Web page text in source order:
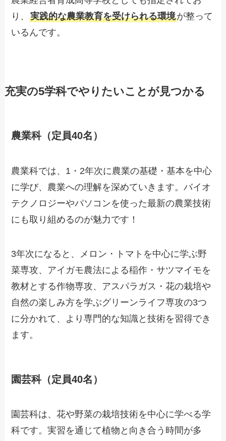
り、実践的な農業教育を受けられる環境が整って
いるんです。
充実の5学科でやりたいことが見つかる
農業科（定員40名）
農業科では、1・2年次に農業の基礎・基本を中心
に学び、農業への理解を深めていきます。バイオ
テクノロジーやパソコンを使った最新の農業技術
にも取り組めるのが魅力です！
3年次になると、メロン・トマトを中心に学ぶ野
菜専攻、アイガモ農法による稲作・サツマイモを
教材とする作物専攻、アスパラガス・花の栽培や
自然の楽しみ方を学ぶグリーンライフ専攻の3つ
に分かれて、より専門的な知識と技術を習得でき
ます。
園芸科（定員40名）
園芸科は、花や野菜の栽培技術を中心に学べる学
科です。実習を通じて植物と向き合う時間が多